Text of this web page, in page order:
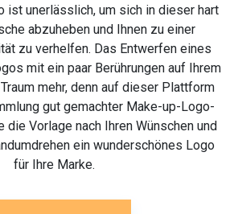
ist unerlässlich, um sich in dieser hart
abzuheben und Ihnen zu einer
zu verhelfen. Das Entwerfen eines
mit ein paar Berührungen auf Ihrem
mehr, denn auf dieser Plattform
gut gemachter Make-up-Logo-
die Vorlage nach Ihren Wünschen und
ein wunderschönes Logo
für Ihre Marke.